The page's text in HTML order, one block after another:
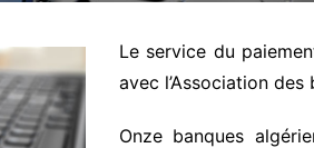
Le service du
avec l’Association
Onze banques